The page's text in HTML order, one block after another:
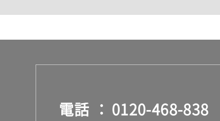
ランドリールーム
タイル
外壁タイル
洗面台タイル
電話 0120-468-838